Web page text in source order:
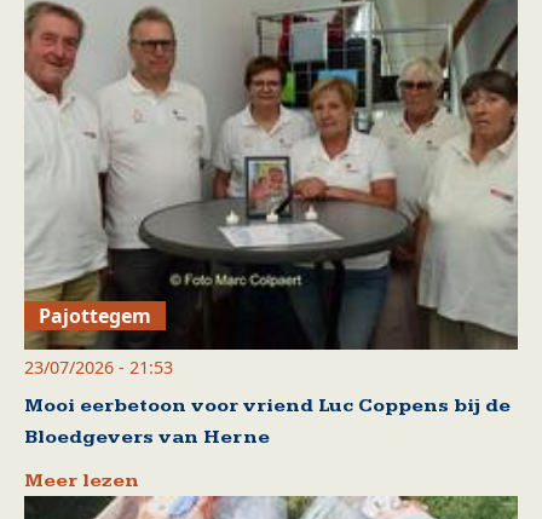
Pajottegem
23/07/2026 - 21:53
Mooi eerbetoon voor vriend Luc Coppens bij de
Bloedgevers van Herne
Meer lezen